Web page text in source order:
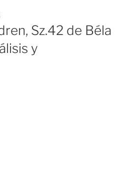
Sz.42 de Béla
y